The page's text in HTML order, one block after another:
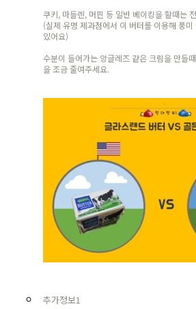
쿠키, 마들렌, 머핀 등 일반 베이킹을 할때는
(실제 유명 제과점에서 이 버터를 이용해 풍
있어요)
수분이 들어가는 앙글레즈 같은 크림을 만들
을 조금 줄여주세요.
추가정보1